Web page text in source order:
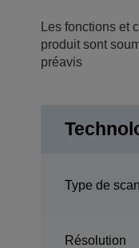
Les fonctions et
produit sont
préavis
Type de
Résolution